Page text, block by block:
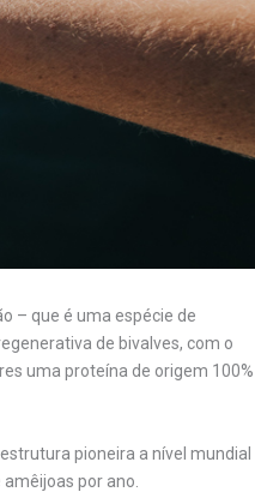
– que é uma espécie de
de bivalves, com o
uma proteína de origem 100%
pioneira a nível mundial
por ano.